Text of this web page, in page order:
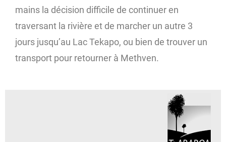
mains la décision difficile de continuer en
traversant la rivière et de marcher un autre 3
jours jusqu’au Lac Tekapo, ou bien de trouver un
transport pour retourner à Methven.